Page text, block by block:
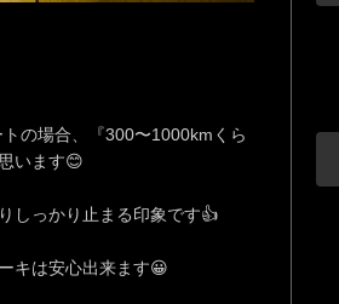
の場合、『300〜1000kmくら
います😊
しっかり止まる印象です👍
キは安心出来ます😀